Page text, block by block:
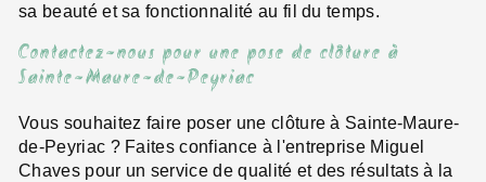
sa beauté et sa fonctionnalité au fil du temps.
Contactez-nous pour une pose de clôture à
Sainte-Maure-de-Peyriac
Vous souhaitez faire poser une clôture à Sainte-Maure-
de-Peyriac ? Faites confiance à l'entreprise Miguel
Chaves pour un service de qualité et des résultats à la